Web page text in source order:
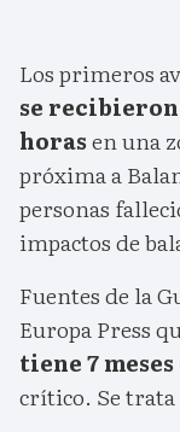
Los primeros
se recibieron
horasen una
próxima a
personas
impactos de
Fuentes de la
Europa Press
tiene 7 meses
crítico. Se